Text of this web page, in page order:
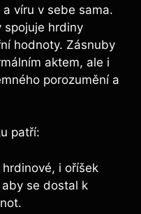
víru v sebe sama.
spojuje hrdiny
hodnoty. Zásnuby
aktem, ale i
porozumění a
patří:
i oříšek
se dostal k